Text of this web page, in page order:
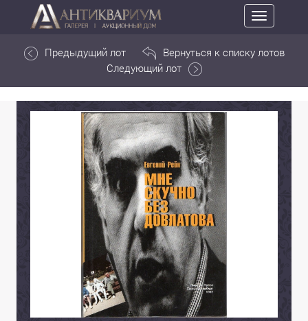
Toggle
navigation
Предыдущий лот
Вернуться к списку лотов
Следующий лот